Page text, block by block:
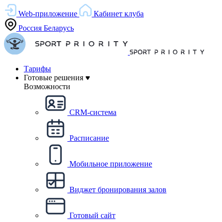
Web-приложение
Кабинет клуба
Россия Беларусь
Тарифы
Готовые решения
Возможности
CRM-система
Расписание
Мобильное приложение
Виджет бронирования залов
Готовый сайт